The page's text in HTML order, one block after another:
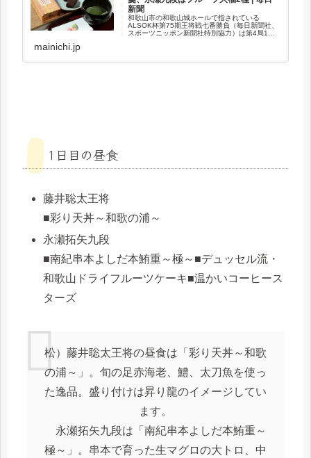
新聞
和歌山市の和歌山城ホールで指されている
ALSOK杯第75期王将戦七番勝負（毎日新聞社、
スポーツニッポン新聞社特別協力）は第4局1日
mainichi.jp
1日目の昼食
藤井聡太王将
■彩り天丼～和歌の浦～
永瀬拓矢九段
■南紀串本よしだ本鮪重～極～■デュッセル流・
和歌山ドライフルーツケーキ■温かいコーヒース
ターズ
松）藤井聡太王将の昼食は「彩り天丼～和歌
の浦～」。旬の足赤海老、鱧、太刀魚を使っ
た逸品。盛り付けは昇り龍のイメージしてい
ます。
永瀬拓矢九段は「南紀串本よしだ本鮪重～
極～」。串本で育った生マグロの大トロ、中